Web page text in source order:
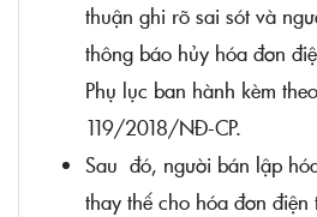
thuận ghi rõ sai sót và
thông báo hủy hóa đơn
Phụ lục ban hành kèm
119/2018/NĐ-CP.
Sau đó, người bán lập
thay thế cho hóa đơn